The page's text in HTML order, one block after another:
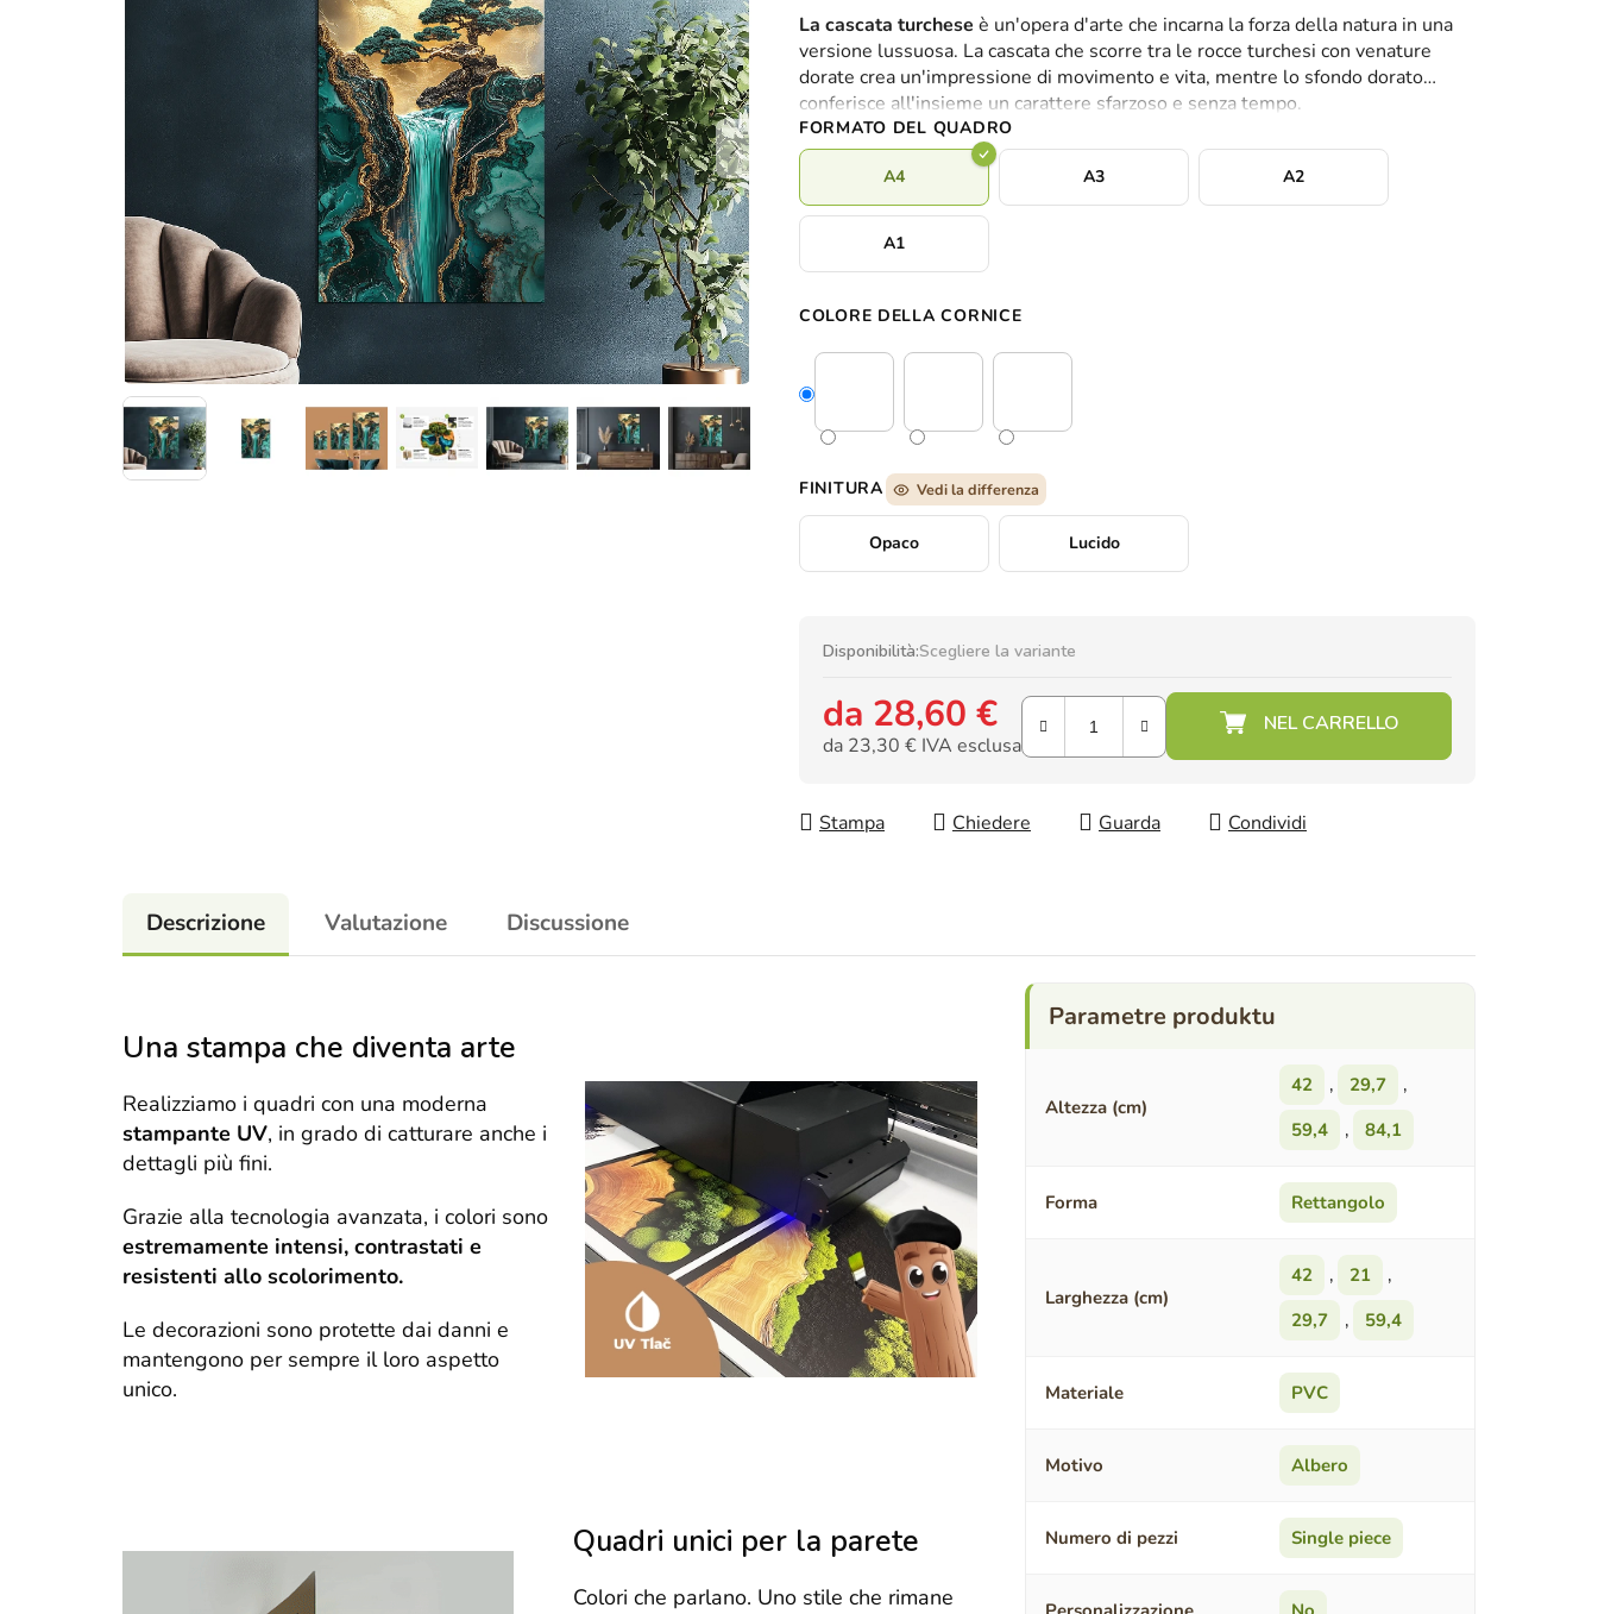
media
del
prodotto
è
0,0
su
stelle.
La cascata turchese è un'opera d'arte che incarna la forza della natura in una
versione lussuosa. La cascata che scorre tra le rocce turchesi con venature
dorate crea un'impressione di movimento e vita, mentre lo sfondo dorato
conferisce all'insieme un carattere sfarzoso e senza tempo.
FORMATO DEL QUADRO
A4 A3 A2
A1
COLORE DELLA CORNICE
FINITURA Vedi la differenza
Opaco Lucido
Disponibilità:Scegliere la variante
da 28,60 €
da 23,30 € IVA esclusa
Stampa
Chiedere Guarda Condividi
Descrizione Valutazione Discussione
Una stampa che diventa arte
Realizziamo i quadri con una moderna
stampante UV, in grado di catturare anche i
dettagli più fini.
Grazie alla tecnologia avanzata, i colori sono
estremamente intensi, contrastati e
resistenti allo scolorimento.
Le decorazioni sono protette dai danni e
mantengono per sempre il loro aspetto
unico.
Quadri unici per la parete
Colori che parlano. Uno stile che rimane
Altezza (cm)
42 , 29,7
,
59,4
, 84,1
Forma Rettangolo
Larghezza (cm)
42 , 21
,
29,7
, 59,4
Materiale PVC
Motivo Albero
Numero di pezzi Single piece